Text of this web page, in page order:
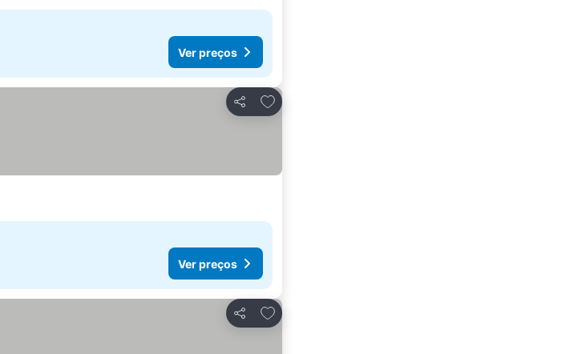
Ver preços
Partilhar
Adicionar aos favoritos
Ver preços
Partilhar
Adicionar aos favoritos